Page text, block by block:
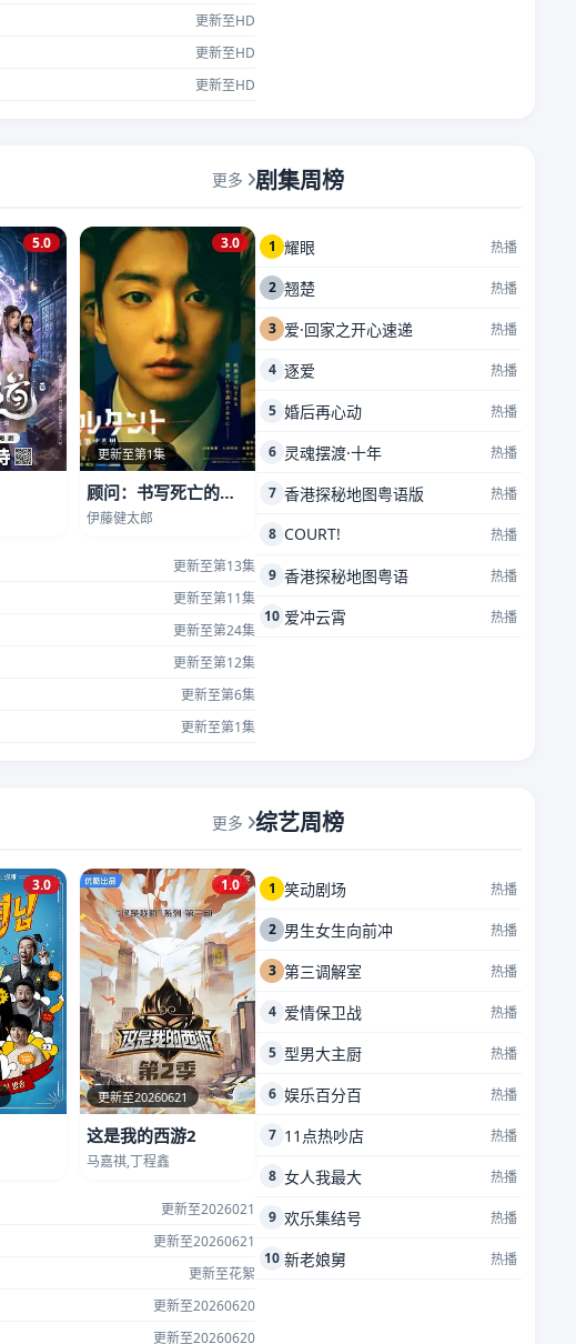
更新至HD
更新至HD
更新至HD
更多
5.0
更新至第1集
3.0
顾问：书写死亡的男人
伊藤健太郎
更新至第13集
更新至第11集
更新至第24集
更新至第12集
更新至第6集
更新至第1集
剧集周榜
1 耀眼 热播
2 翘楚 热播
3 爱·回家之开心速递 热播
4 逐爱 热播
5 婚后再心动 热播
6 灵魂摆渡·十年 热播
7 香港探秘地图粤语版 热播
8 COURT! 热播
9 香港探秘地图粤语 热播
10 爱冲云霄 热播
更多
3.0
更新至20260621
1.0
这是我的西游2
马嘉祺,丁程鑫
更新至2026021
更新至20260621
更新至花絮
更新至20260620
更新至20260620
综艺周榜
1 笑动剧场 热播
2 男生女生向前冲 热播
3 第三调解室 热播
4 爱情保卫战 热播
5 型男大主厨 热播
6 娱乐百分百 热播
7 11点热吵店 热播
8 女人我最大 热播
9 欢乐集结号 热播
10 新老娘舅 热播